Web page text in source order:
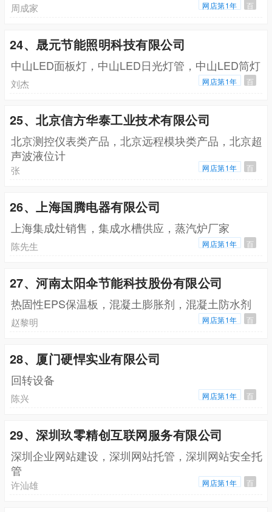
周成家 网店第1年 百
24、晟元节能照明科技有限公司
中山LED面板灯，中山LED日光灯管，中山LED筒灯
刘杰 网店第1年 百
25、北京信方华泰工业技术有限公司
北京测控仪表类产品，北京远程模块类产品，北京超
声波液位计
张 网店第1年 百
26、上海国腾电器有限公司
上海集成灶销售，集成水槽供应，蒸汽炉厂家
陈先生 网店第1年 百
27、河南太阳伞节能科技股份有限公司
热固性EPS保温板，混凝土膨胀剂，混凝土防水剂
赵黎明 网店第1年 百
28、厦门硬悍实业有限公司
回转设备
陈兴 网店第1年 百
29、深圳玖零精创互联网服务有限公司
深圳企业网站建设，深圳网站托管，深圳网站安全托
管
许汕雄 网店第1年 百